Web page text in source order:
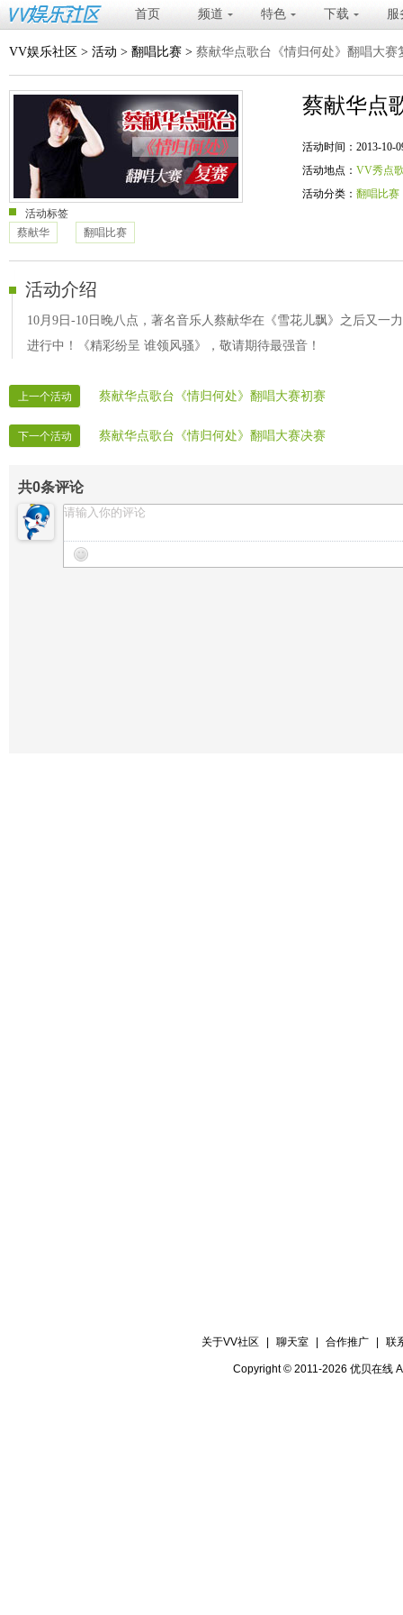
首页 频道 特色 下载 服
VV娱乐社区 > 活动 > 翻唱比赛 > 蔡献华点歌台《情归何处》翻唱大赛
蔡献华点
活动时间：2013-10-
活动地点： VV秀点
活动分类： 翻唱比赛
活动标签
蔡献华
翻唱比赛
活动介绍
10月9日-10日晚八点，著名音乐人蔡献华在《雪花儿飘》之后又一
进行中！《精彩纷呈 谁领风骚》，敬请期待最强音！
上一个活动 蔡献华点歌台《情归何处》翻唱大赛初赛
下一个活动 蔡献华点歌台《情归何处》翻唱大赛决赛
共0条评论
关于VV社区 聊天室 合作推广 联
Copyright © 2011-2026 优贝在线